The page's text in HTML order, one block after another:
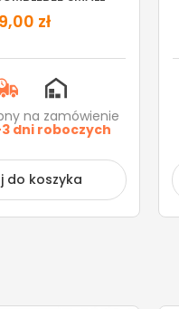
zł
na zamówienie
dni roboczych
do koszyka